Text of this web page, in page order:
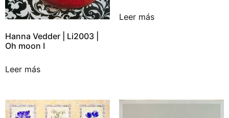
Hanna Vedder | Li2003 |
Oh moon I
Leer más
Leer más